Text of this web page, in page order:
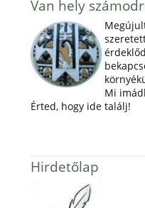
Van hely
Mi
Érted, hogy ide találj!
Hirdetőlap